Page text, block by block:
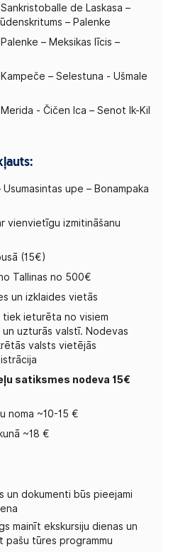
de Laskasa –
– Palenke
– Meksikas līcis –
– Selestuna - Ušmale
- Čičen Ica – Senot Ik-Kil
Usumasintas upe – Bonampaka
vienvietīgu izmitināšanu
(15€)
Tallinas no 500€
un izklaides vietās
tiek ieturēta no visiem
uzturās valstī. Nodevas
valsts vietējās
satiksmes nodeva 15€
noma ~10-15 €
~18 €
un dokumenti būs pieejami
mainīt ekskursiju dienas un
pašu tūres programmu